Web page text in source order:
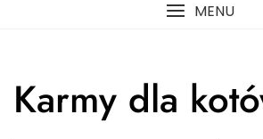
MENU
Karmy dla